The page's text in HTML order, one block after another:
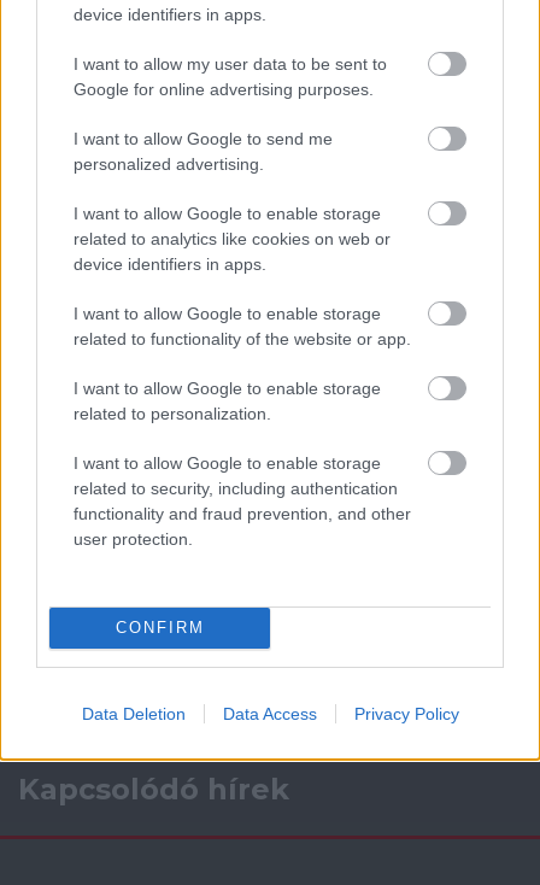
device identifiers in apps.
I want to allow my user data to be sent to
Google for online advertising purposes.
I want to allow Google to send me
personalized advertising.
I want to allow Google to enable storage
related to analytics like cookies on web or
device identifiers in apps.
I want to allow Google to enable storage
related to functionality of the website or app.
I want to allow Google to enable storage
related to personalization.
I want to allow Google to enable storage
related to security, including authentication
functionality and fraud prevention, and other
user protection.
CONFIRM
Data Deletion Data Access Privacy Policy
Paris Saint-Germainvs
Manchester United
Felkészülési szezon 4. mérkőzés
Nya Ullevi, Göteborg
2 nap 7 óra 39 perc 23 másodperc
Leeds Unitedvs Manchester United2026-08-12 20:30
Manchester United 2026-08-15 18:00
ELŐZŐ MÉRKŐZÉSEK
Támogatás
a ManUtdFanatics.hu működését!
Kapcsolódó hírek